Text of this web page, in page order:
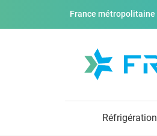
France métropolitaine
Réfrigération